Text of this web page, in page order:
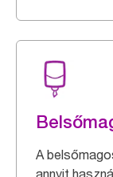
A
annyit